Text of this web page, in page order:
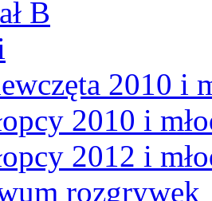
B
2010 i
2010 i
2012 i
rozgrywek